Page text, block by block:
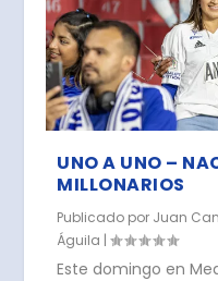
UNO A UNO –
MILLONARIOS
Publicado por Juan
Águila |
Este domingo en